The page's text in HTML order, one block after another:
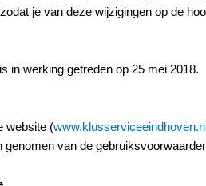
je van deze wijzigingen op de
in werking getreden op 25 mei 2018.
website (
genomen van de